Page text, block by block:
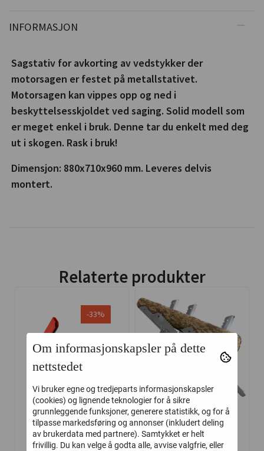
INFORMASJON
Sagstativ for avkorting av vedstykker der
motorsagen er festet på metallstativet.
Motorsagen kan vippes opp og ned i
beskyttelsesskjoldet ved saging. Solid modell som
er meget enkel i bruk. Denne tar du enkelt med deg
ut i skogen. Rask i bruk!
Dimensjon: 880x710x960 mm. Leveres delvis
montert.
Relaterte produkter
-33%
Om informasjonskapsler på dette
nettstedet
Vi bruker egne og tredjeparts informasjonskapsler
(cookies) og lignende teknologier for å sikre
grunnleggende funksjoner, generere statistikk, og for å
tilpasse markedsføring og annonser (inkludert deling
av brukerdata med partnere). Samtykket er helt
frivillig. Du kan velge å godta alle, avvise valgfrie, eller